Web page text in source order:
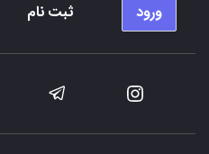
ورود ثبت نام